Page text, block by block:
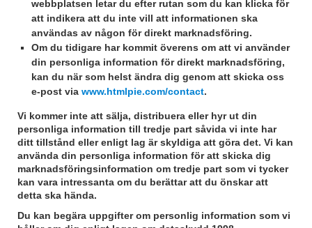
webbplatsen letar du efter rutan som du kan klicka för
att indikera att du inte vill att informationen ska
användas av någon för direkt marknadsföring.
Om du tidigare har kommit överens om att vi använder
din personliga information för direkt marknadsföring,
kan du när som helst ändra dig genom att skicka oss
e-post via www.htmlpie.com/contact.
Vi kommer inte att sälja, distribuera eller hyr ut din
personliga information till tredje part såvida vi inte har
ditt tillstånd eller enligt lag är skyldiga att göra det. Vi kan
använda din personliga information för att skicka dig
marknadsföringsinformation om tredje part som vi tycker
kan vara intressanta om du berättar att du önskar att
detta ska hända.
Du kan begära uppgifter om personlig information som vi